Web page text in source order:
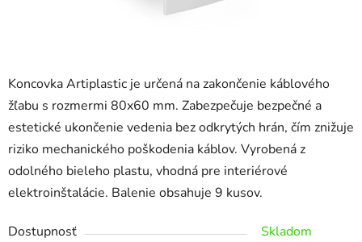
Koncovka Artiplastic je určená na zakončenie káblového
žľabu s rozmermi 80x60 mm. Zabezpečuje bezpečné a
estetické ukončenie vedenia bez odkrytých hrán, čím znižuje
riziko mechanického poškodenia káblov. Vyrobená z
odolného bieleho plastu, vhodná pre interiérové
elektroinštalácie. Balenie obsahuje 9 kusov.
Dostupnosť
Skladom